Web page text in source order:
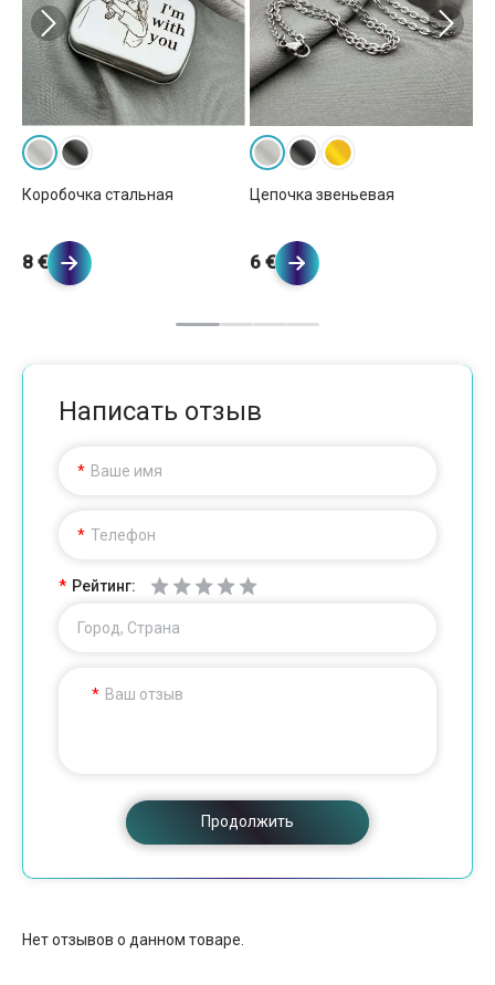
Коробочка стальная
8 €
Цепочка звеньевая
6 €
Написать отзыв
Ваше имя
Телефон
Рейтинг:
Город, Страна
Ваш отзыв
Продолжить
Нет отзывов о данном товаре.